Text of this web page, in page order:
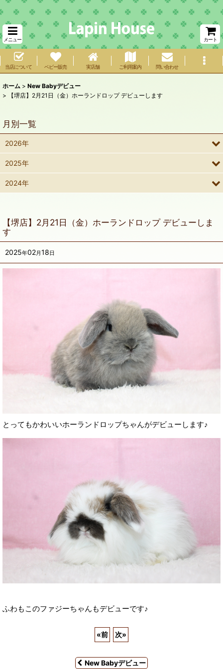
メニュー カート
当店について ベビー販売 実店舗 ご利用案内 問い合わせ
ホーム > New Babyデビュー
>
【堺店】2月21日（金）ホーランドロップ デビューします
【堺店】2月21日（金）ホーランドロップ デビューしま
す
2025年02月18日
とってもかわいいホーランドロップちゃんがデビューします♪
ふわもこのファジーちゃんもデビューです♪
«前 次»
New Babyデビュー
月別一覧
2026年
2025年
2024年